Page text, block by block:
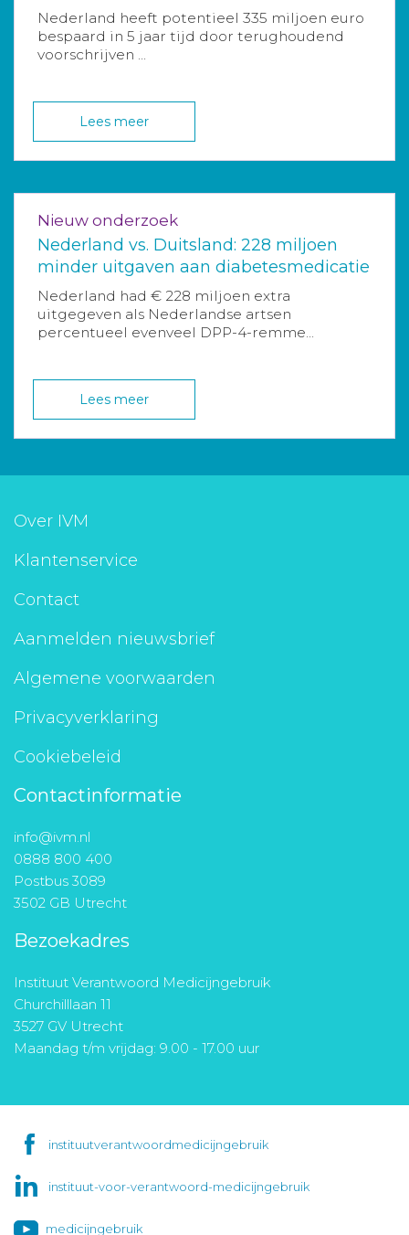
Nederland heeft potentieel 335 miljoen euro
bespaard in 5 jaar tijd door terughoudend
voorschrijven ...
Lees meer
Nieuw onderzoek
Nederland vs. Duitsland: 228 miljoen
minder uitgaven aan diabetesmedicatie
Nederland had € 228 miljoen extra
uitgegeven als Nederlandse artsen
percentueel evenveel DPP-4-remme...
Lees meer
Over IVM
Klantenservice
Contact
Aanmelden nieuwsbrief
Algemene voorwaarden
Privacyverklaring
Cookiebeleid
Contactinformatie
info@ivm.nl
0888 800 400
Postbus 3089
3502 GB Utrecht
Bezoekadres
Instituut Verantwoord Medicijngebruik
Churchilllaan 11
3527 GV Utrecht
Maandag t/m vrijdag: 9.00 - 17.00 uur
instituutverantwoordmedicijngebruik
instituut-voor-verantwoord-medicijngebruik
medicijngebruik